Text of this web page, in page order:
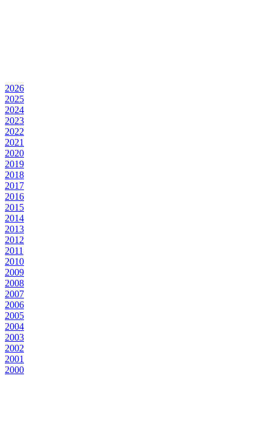
2026
2025
2024
2023
2022
2021
2020
2019
2018
2017
2016
2015
2014
2013
2012
2011
2010
2009
2008
2007
2006
2005
2004
2003
2002
2001
2000